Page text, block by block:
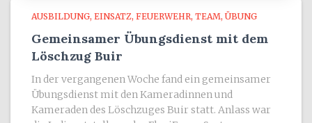
AUSBILDUNG EINSATZ FEUERWEHR TEAM ÜBUNG
Gemeinsamer Übungsdienst mit dem
Löschzug Buir
In der vergangenen Woche fand ein gemeinsamer
Übungsdienst mit den Kameradinnen und
Kameraden des Löschzuges Buir statt. Anlass war